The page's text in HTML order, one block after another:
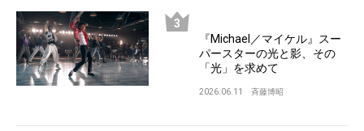
『Michael／マイケル』スー
パースターの光と影、その
「光」を求めて
2026.06.11 斉藤博昭